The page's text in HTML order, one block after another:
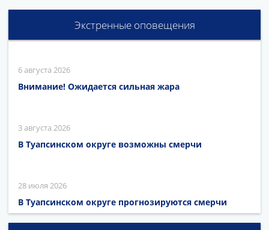
Экстренные оповещения
6 августа 2026
Внимание! Ожидается сильная жара
3 августа 2026
В Туапсинском округе возможны смерчи
28 июля 2026
В Туапсинском округе прогнозируются смерчи